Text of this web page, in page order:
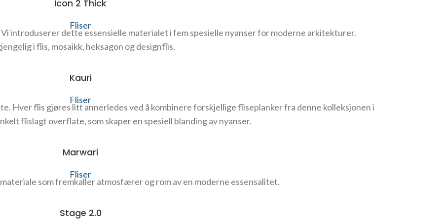
Icon 2 Thick
Fliser
introduserer dette essensielle materialet i fem spesielle nyanser for moderne arkitekturer.
i flis, mosaikk, heksagon og designflis.
Kauri
Fliser
Hver flis gjøres litt annerledes ved å kombinere forskjellige fliseplanker fra denne kolleksjonen i
flislagt overflate, som skaper en spesiell blanding av nyanser.
Marwari
Fliser
som fremkaller atmosfærer og rom av en moderne essensalitet.
Stage 2.0